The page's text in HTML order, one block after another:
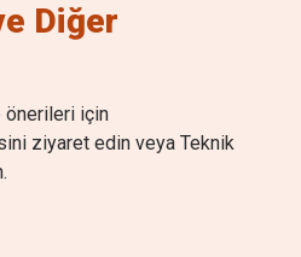
Diğer
önerileri için
ziyaret edin veya Teknik